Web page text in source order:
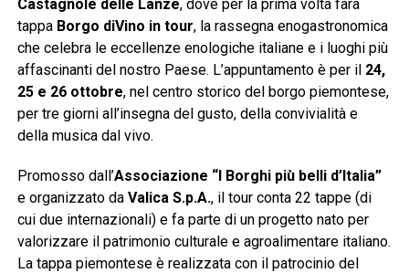
Castagnole delle Lanze, dove per la prima volta farà
tappa Borgo diVino in tour, la rassegna enogastronomica
che celebra le eccellenze enologiche italiane e i luoghi più
affascinanti del nostro Paese. L’appuntamento è per il 24,
25 e 26 ottobre, nel centro storico del borgo piemontese,
per tre giorni all’insegna del gusto, della convivialità e
della musica dal vivo.
Promosso dall’Associazione “I Borghi più belli d’Italia”
e organizzato da Valica S.p.A., il tour conta 22 tappe (di
cui due internazionali) e fa parte di un progetto nato per
valorizzare il patrimonio culturale e agroalimentare italiano.
La tappa piemontese è realizzata con il patrocinio del